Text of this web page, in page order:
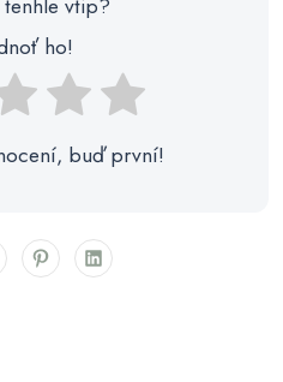
ho!
buď první!